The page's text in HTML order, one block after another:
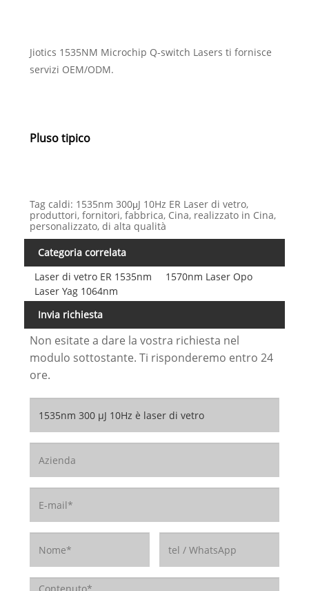
Jiotics 1535NM Microchip Q-switch Lasers ti fornisce
servizi OEM/ODM.
Pluso tipico
Tag caldi: 1535nm 300μJ 10Hz ER Laser di vetro,
produttori, fornitori, fabbrica, Cina, realizzato in Cina,
personalizzato, di alta qualità
Categoria correlata
Laser di vetro ER 1535nm
1570nm Laser Opo
Laser Yag 1064nm
Invia richiesta
Non esitate a dare la vostra richiesta nel
modulo sottostante. Ti risponderemo entro 24
ore.